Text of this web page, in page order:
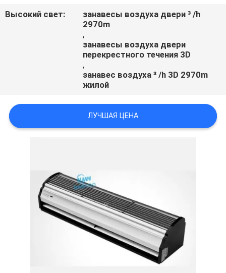
Высокий свет:
занавесы воздуха двери ³ /h
2970m
,
занавесы воздуха двери
перекрестного течения 3D
,
занавес воздуха ³ /h 3D 2970m
жилой
ЛУЧШАЯ ЦЕНА